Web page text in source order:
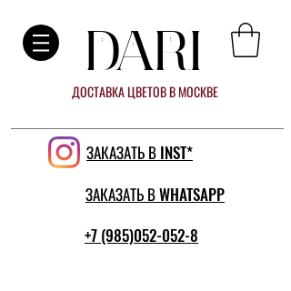
ДОСТАВКА ЦВЕТОВ В МОСКВЕ
DARI
ЗАКАЗАТЬ В INST*
ЗАКАЗАТЬ В WHATSAPP
+7 (985)052-052-8